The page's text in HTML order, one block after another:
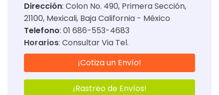
Dirección: Colon No. 490, Primera Sección,
21100, Mexicali, Baja California - México
Telefono: 01 686-553-4683
Horarios: Consultar Via Tel.
¡Cotiza un Envío!
¡Rastreo de Envíos!